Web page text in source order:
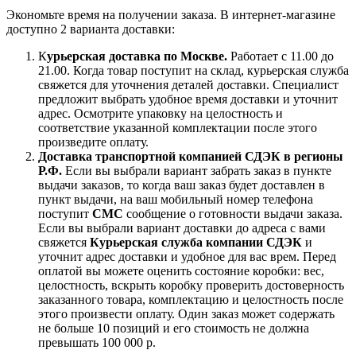
Экономьте время на получении заказа. В интернет-магазине
доступно 2 варианта доставки:
Курьерская доставка по Москве. Работает с 11.00 до
21.00. Когда товар поступит на склад, курьерская служба
свяжется для уточнения деталей доставки. Специалист
предложит выбрать удобное время доставки и уточнит
адрес. Осмотрите упаковку на целостность и
соответствие указанной комплектации после этого
произведите оплату.
Доставка транспортной компанией СДЭК в регионы
Р.Ф. Если вы выбрали вариант забрать заказ в пункте
выдачи заказов, то когда ваш заказ будет доставлен в
пункт выдачи, на ваш мобильный номер телефона
поступит СМС сообщение о готовности выдачи заказа.
Если вы выбрали вариант доставки до адреса с вами
свяжется Курьерская служба компании СДЭК и
уточнит адрес доставки и удобное для вас врем. Перед
оплатой вы можете оценить состояние коробки: вес,
целостность, вскрыть коробку проверить достоверность
заказанного товара, комплектацию и целостность после
этого произвести оплату. Один заказ может содержать
не больше 10 позиций и его стоимость не должна
превышать 100 000 р.